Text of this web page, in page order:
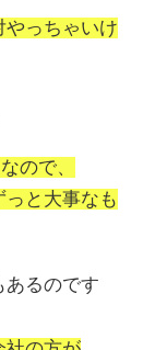
っちゃいけ
ので、
と大事なも
あるのです